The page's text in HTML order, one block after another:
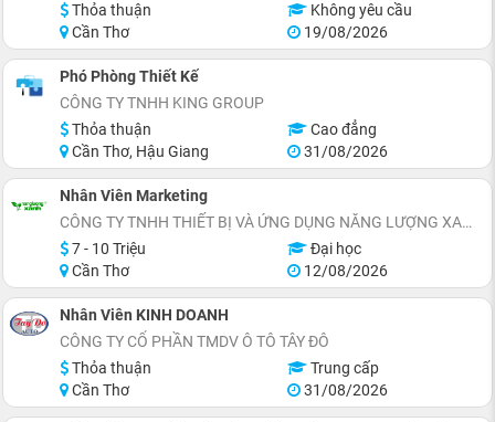
Thỏa thuận
Không yêu cầu
Cần Thơ
19/08/2026
Phó Phòng Thiết Kế
CÔNG TY TNHH KING GROUP
Thỏa thuận
Cao đẳng
Cần Thơ, Hậu Giang
31/08/2026
Nhân Viên Marketing
CÔNG TY TNHH THIẾT BỊ VÀ ỨNG DỤNG NĂNG LƯỢNG XANH
7 - 10 Triệu
Đại học
Cần Thơ
12/08/2026
Nhân Viên KINH DOANH
CÔNG TY CỔ PHẦN TMDV Ô TÔ TÂY ĐÔ
Thỏa thuận
Trung cấp
Cần Thơ
31/08/2026